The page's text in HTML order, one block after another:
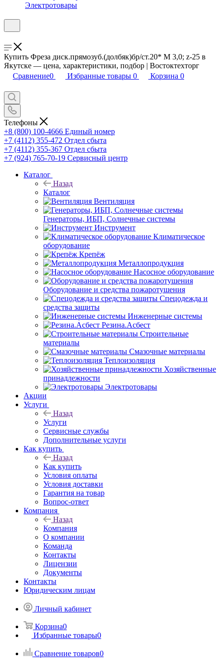
Электротовары
Купить Фреза диск.прямозуб.(долбяк)бр/ст.20* М 3,0; z-25 в
Якутске — цена, характеристики, подбор | Востоктехторг
Сравнение0 Избранные товары 0 Корзина 0
Телефоны
+8 (800) 100-4666 Единый номер
+7 (4112) 355-472 Отдел сбыта
+7 (4112) 355-367 Отдел сбыта
+7 (924) 765-70-19 Сервисный центр
Каталог
Назад
Каталог
Вентиляция
Генераторы, ИБП, Солнечные системы
Инструмент
Климатическое
оборудование
Крепёж
Металлопродукция
Насосное оборудование
Оборудование и средства пожаротушения
Спецодежда и
средства защиты
Инженерные системы
Резина.Асбест
Строительные
материалы
Смазочные материалы
Теплоизоляция
Хозяйственные
принадлежности
Электротовары
Акции
Услуги
Назад
Услуги
Сервисные службы
Дополнительные услуги
Как купить
Назад
Как купить
Условия оплаты
Условия доставки
Гарантия на товар
Вопрос-ответ
Компания
Назад
Компания
О компании
Команда
Контакты
Лицензии
Документы
Контакты
Юридическим лицам
Личный кабинет
Корзина0
Избранные товары0
Сравнение товаров0